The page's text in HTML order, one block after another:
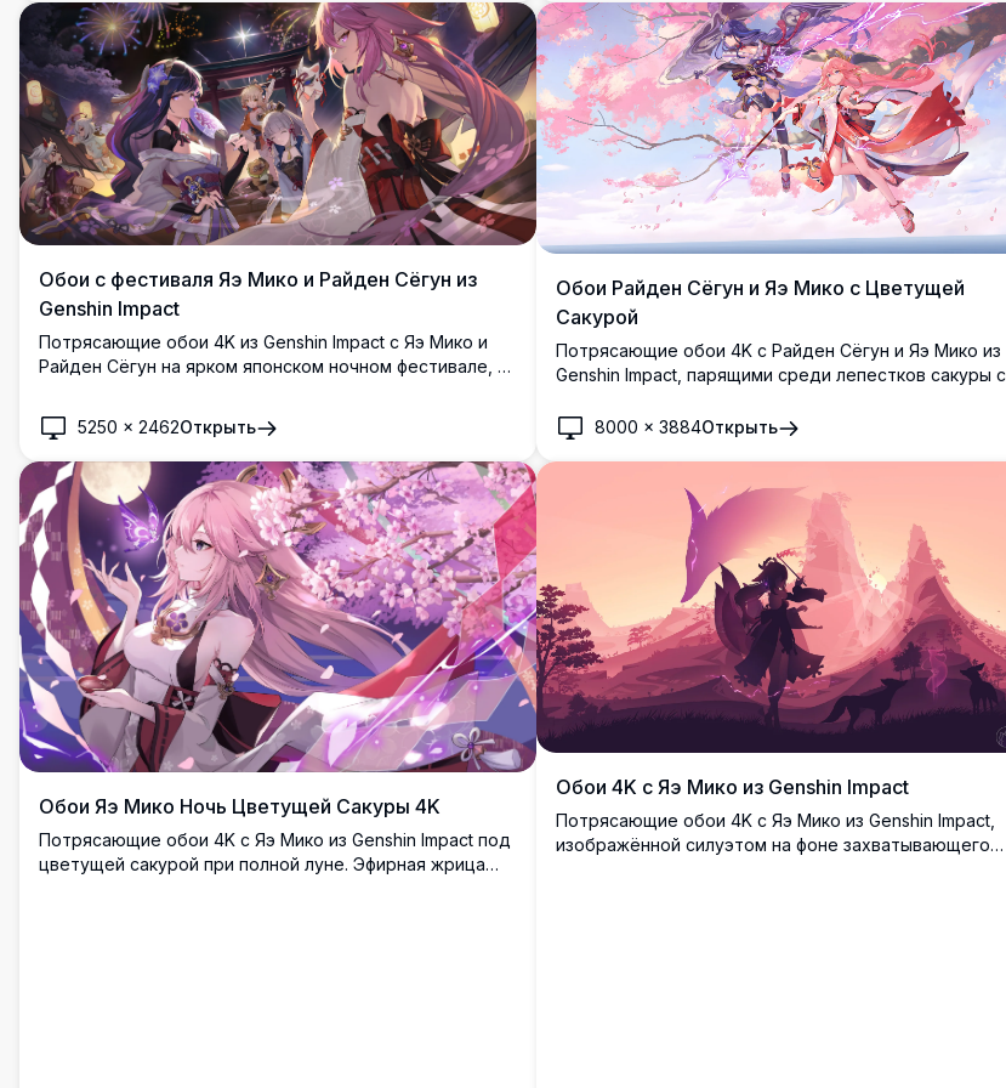
Обои с фестиваля Яэ Мико и Райден Сёгун из
Genshin Impact
Потрясающие обои 4K из Genshin Impact с Яэ Мико и
Райден Сёгун на ярком японском ночном фестивале, в
вместе с другими любимыми персонажами.
5250 × 2462Открыть
Обои Райден Сёгун и Яэ Мико с Цветущей
Сакурой
Потрясающие обои 4K с Райден Сёгун и Яэ Мико из
Genshin Impact, парящими среди лепестков сакуры с
элегантные наряды в японском стиле на фоне
8000 ×3884Открыть
Обои Яэ Мико Ночь Цветущей Сакуры 4K
Потрясающие обои 4K с Яэ Мико из Genshin Impact под
цветущей сакурой при полной луне. Эфирная жрица
Обои 4K с Яэ Мико из Genshin Impact
Потрясающие обои 4K с Яэ Мико из Genshin Impact,
изображённой силуэтом на фоне захватывающего